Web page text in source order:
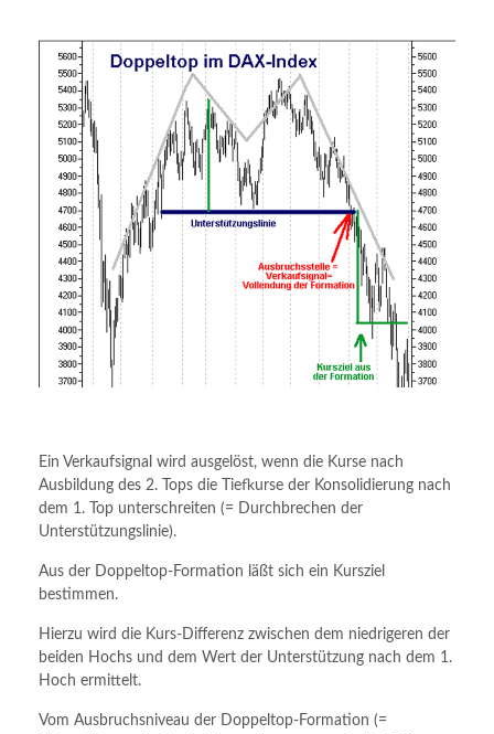
Ein Verkaufsignal wird ausgelöst, wenn die Kurse nach
Ausbildung des 2. Tops die Tiefkurse der Konsolidierung nach
dem 1. Top unterschreiten (= Durchbrechen der
Unterstützungslinie).
Aus der Doppeltop-Formation läßt sich ein Kursziel
bestimmen.
Hierzu wird die Kurs-Differenz zwischen dem niedrigeren der
beiden Hochs und dem Wert der Unterstützung nach dem 1.
Hoch ermittelt.
Vom Ausbruchsniveau der Doppeltop-Formation (=